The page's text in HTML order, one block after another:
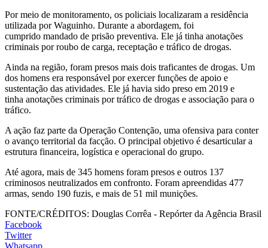
Por meio de monitoramento, os policiais localizaram a residência
utilizada por Waguinho. Durante a abordagem, foi
cumprido mandado de prisão preventiva. Ele já tinha anotações
criminais por roubo de carga, receptação e tráfico de drogas.
Ainda na região, foram presos mais dois traficantes de drogas. Um
dos homens era responsável por exercer funções de apoio e
sustentação das atividades. Ele já havia sido preso em 2019 e
tinha anotações criminais por tráfico de drogas e associação para o
tráfico.
A ação faz parte da Operação Contenção, uma ofensiva para conter
o avanço territorial da facção. O principal objetivo é desarticular a
estrutura financeira, logística e operacional do grupo.
Até agora, mais de 345 homens foram presos e outros 137
criminosos neutralizados em confronto. Foram apreendidas 477
armas, sendo 190 fuzis, e mais de 51 mil munições.
FONTE/CRÉDITOS: Douglas Corrêa - Repórter da Agência Brasil
Facebook
Twitter
Whatsapp